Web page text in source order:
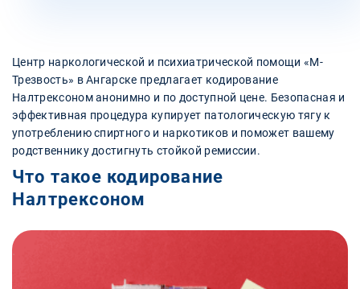
Центр наркологической и психиатрической помощи «М-
Трезвость» в Ангарске предлагает кодирование
Налтрексоном анонимно и по доступной цене. Безопасная и
эффективная процедура купирует патологическую тягу к
употреблению спиртного и наркотиков и поможет вашему
родственнику достигнуть стойкой ремиссии.
Что такое кодирование
Налтрексоном